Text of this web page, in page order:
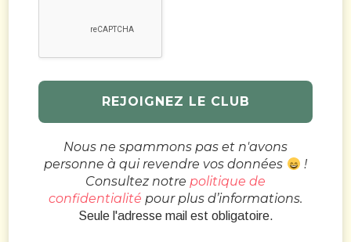
Nous ne spammons pas et n'avons
personne à qui revendre vos données
!
Consultez notre politique de
confidentialité pour plus d’informations.
Seule l'adresse mail est obligatoire.